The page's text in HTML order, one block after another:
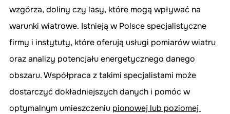
wzgórza, doliny czy lasy, które mogą wpływać na
warunki wiatrowe. Istnieją w Polsce specjalistyczne
firmy i instytuty, które oferują usługi pomiarów wiatru
oraz analizy potencjału energetycznego danego
obszaru. Współpraca z takimi specjalistami może
dostarczyć dokładniejszych danych i pomóc w
optymalnym umieszczeniu pionowej lub poziomej